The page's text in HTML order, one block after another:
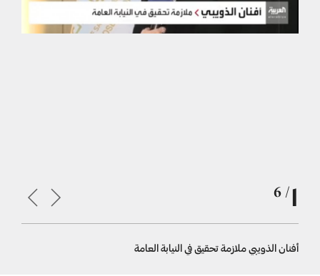
أفنان الذويبي ملازمة تحقيق في النيابة العامة